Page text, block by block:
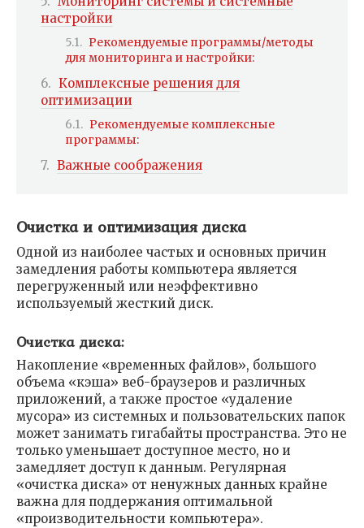
настройки
Рекомендуемые программы/методы
для мониторинга и настройки:
Комплексные решения для
оптимизации
Рекомендуемые комплексные
программы:
Важные соображения
Очистка и оптимизация диска
Одной из наиболее частых и основных причин
замедления работы компьютера является
перегруженный или неэффективно
используемый жесткий диск.
Очистка диска:
Накопление «временных файлов», большого
объема «кэша» веб-браузеров и различных
приложений, а также простое «удаление
мусора» из системных и пользовательских папок
может занимать гигабайты пространства. Это не
только уменьшает доступное место, но и
замедляет доступ к данным. Регулярная
«очистка диска» от ненужных данных крайне
важна для поддержания оптимальной
«производительности компьютера».